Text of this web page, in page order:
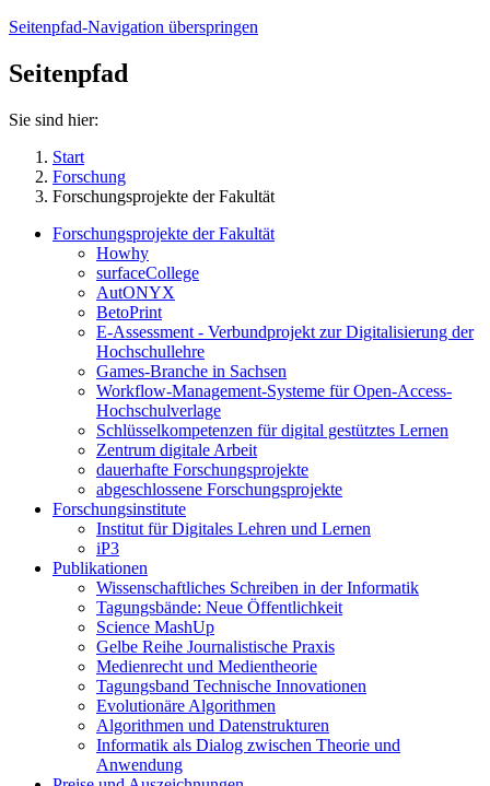
Seitenpfad-Navigation überspringen
Seitenpfad
Sie sind hier:
Start
Forschung
Forschungsprojekte der Fakultät
Forschungsprojekte der Fakultät
Howhy
surfaceCollege
AutONYX
BetoPrint
E-Assessment - Verbundprojekt zur Digitalisierung der
Hochschullehre
Games-Branche in Sachsen
Workflow-Management-Systeme für Open-Access-
Hochschulverlage
Schlüsselkompetenzen für digital gestütztes Lernen
Zentrum digitale Arbeit
dauerhafte Forschungsprojekte
abgeschlossene Forschungsprojekte
Forschungsinstitute
Institut für Digitales Lehren und Lernen
iP3
Publikationen
Wissenschaftliches Schreiben in der Informatik
Tagungsbände: Neue Öffentlichkeit
Science MashUp
Gelbe Reihe Journalistische Praxis
Medienrecht und Medientheorie
Tagungsband Technische Innovationen
Evolutionäre Algorithmen
Algorithmen und Datenstrukturen
Informatik als Dialog zwischen Theorie und
Anwendung